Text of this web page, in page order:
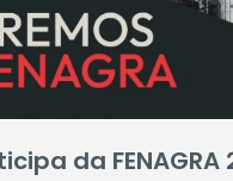
da FENAGRA